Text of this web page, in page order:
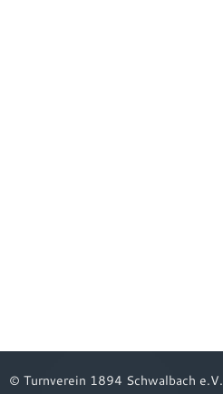
© Turnverein 1894 Schwalbach e.V.